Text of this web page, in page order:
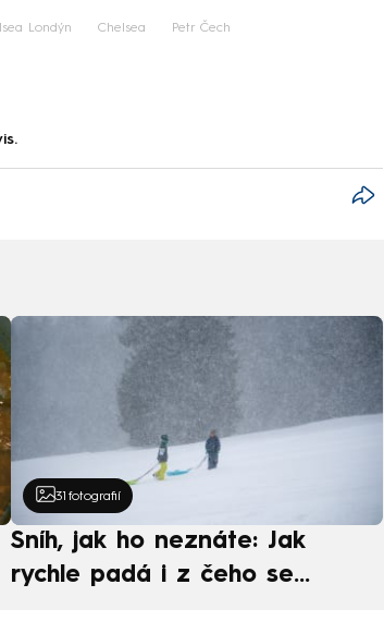
Londýn Chelsea Petr Čech
31 fotografií
Sníh, jak ho neznáte: Jak
rychle padá i z čeho se